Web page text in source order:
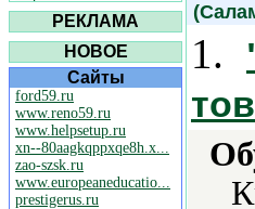
РЕКЛАМА
НОВОЕ
Сайты
ford59.ru
www.reno59.ru
www.helpsetup.ru
xn--80aagkqppxqe8h.x...
zao-szsk.ru
www.europeaneducatio...
prestigerus.ru
1.